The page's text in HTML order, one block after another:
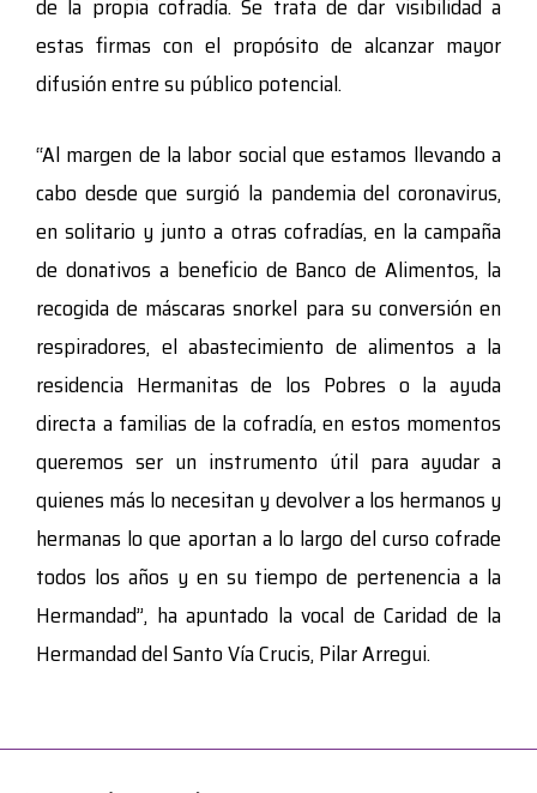
de la propia cofradía. Se trata de dar visibilidad a
estas firmas con el propósito de alcanzar mayor
difusión entre su público potencial.
“Al margen de la labor social que estamos llevando a
cabo desde que surgió la pandemia del coronavirus,
en solitario y junto a otras cofradías, en la campaña
de donativos a beneficio de Banco de Alimentos, la
recogida de máscaras snorkel para su conversión en
respiradores, el abastecimiento de alimentos a la
residencia Hermanitas de los Pobres o la ayuda
directa a familias de la cofradía, en estos momentos
queremos ser un instrumento útil para ayudar a
quienes más lo necesitan y devolver a los hermanos y
hermanas lo que aportan a lo largo del curso cofrade
todos los años y en su tiempo de pertenencia a la
Hermandad”, ha apuntado la vocal de Caridad de la
Hermandad del Santo Vía Crucis, Pilar Arregui.